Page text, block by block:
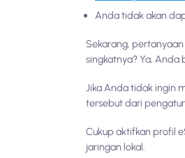
Anda tidak akan
Sekarang,
singkatnya? Ya, Anda
Jika Anda tidak ingin
tersebut dari
Cukup aktifkan profil
jaringan lokal.